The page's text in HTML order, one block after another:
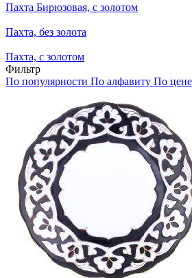
Пахта Бирюзовая, с золотом
Пахта, без золота
Пахта, с золотом
Фильтр
По популярности По алфавиту По цене